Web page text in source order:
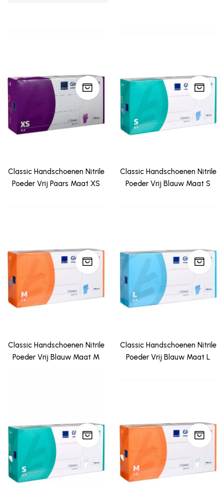
Classic Handschoenen Nitrile
Poeder Vrij Paars Maat XS
Classic Handschoenen Nitrile
Poeder Vrij Blauw Maat S
Classic Handschoenen Nitrile
Poeder Vrij Blauw Maat M
Classic Handschoenen Nitrile
Poeder Vrij Blauw Maat L